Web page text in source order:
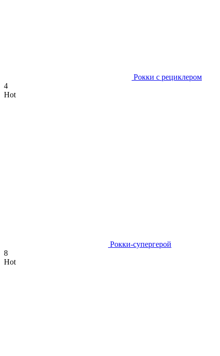
Рокки с рециклером
4
Hot
Рокки-супергерой
8
Hot